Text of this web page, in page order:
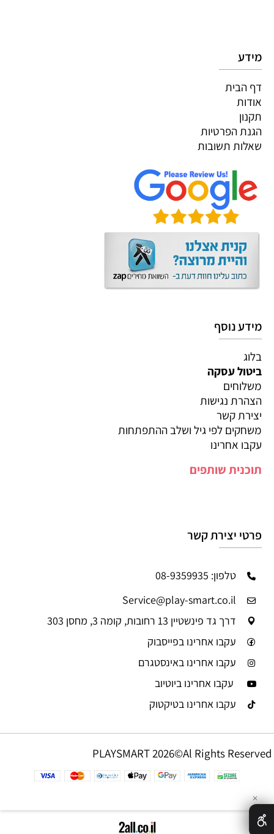
מידע
דף הבית
אודות
תקנון
הגנת הפרטיות
שאלות תשובות
מידע נוסף
בלוג
ביטול עסקה
משלוחים
הצהרת נגישות
יצירת קשר
משחקים לפי גיל ושלב ההתפתחות
עקבו אחרינו
תוכנית שותפים
פרטי יצירת קשר
טלפון: 08-9359935
Service@play-smart.co.il
דרך גד פינשטיין 13 רחובות, קומה 3, מחסן 303
עקבו אחרינו בפייסבוק
עקבו אחרינו באינסטגרם
עקבו אחרינו ביוטיוב
עקבו אחרינו בטיקטוק
PLAYSMART 2026©Al Rights Reserved
✕